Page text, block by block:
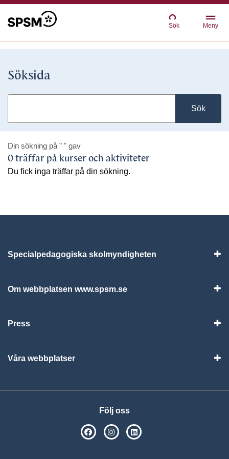
Sök Meny
Söksida
Sök
Din sökning på " " gav
0 träffar på kurser och aktiviteter
Du fick inga träffar på din sökning.
Specialpedagogiska skolmyndigheten
Om webbplatsen www.spsm.se
Press
Våra webbplatser
Följ oss
SPSM på Facebook
SPSM på Instagram